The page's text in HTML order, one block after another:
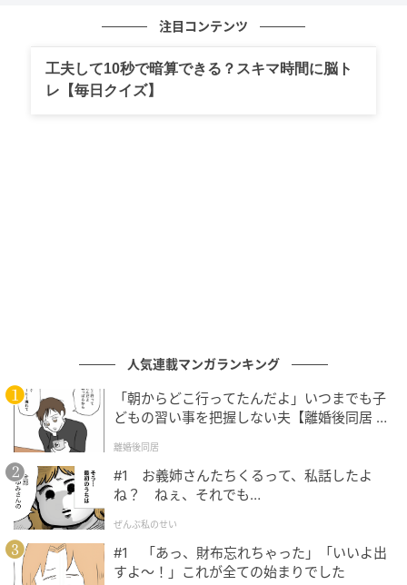
注目コンテンツ
工夫して10秒で暗算できる？スキマ時間に脳ト
レ【毎日クイズ】
人気連載マンガランキング
「朝からどこ行ってたんだよ」いつまでも子
どもの習い事を把握しない夫【離婚後同居 Vo
離婚後同居
#1 お義姉さんたちくるって、私話したよ
ね？ ねぇ、それでも…
ぜんぶ私のせい
#1 「あっ、財布忘れちゃった」「いいよ出
すよ〜！」これが全ての始まりでした